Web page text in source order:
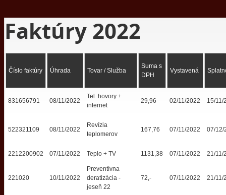
Faktúry 2022
Číslo faktúry Úhrada Tovar / Služba
Suma s
DPH
Vystavená
831656791 08/11/2022
Tel .hovory +
internet
29,96 02/11/2022 15/11/
522321109 08/11/2022
Revízia
teplomerov
167,76 07/11/2022 07/12/
2212200902 07/11/2022 Teplo + TV 1131,38 07/11/2022 21/11/
221020 10/11/2022
Preventívna
deratizácia -
jeseň 22
72,- 07/11/2022 21/11/